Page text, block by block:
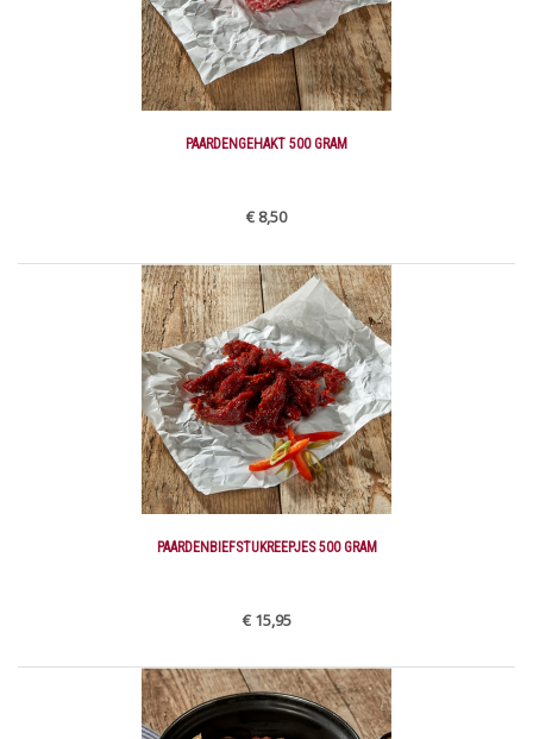
PAARDENGEHAKT 500 GRAM
€ 8,50
PAARDENBIEFSTUKREEPJES 500 GRAM
€ 15,95